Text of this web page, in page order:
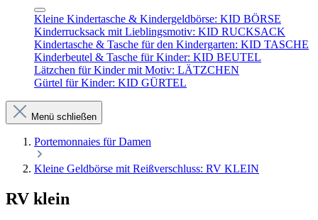
Kleine Kindertasche & Kindergeldbörse: KID BÖRSE
Kinderrucksack mit Lieblingsmotiv: KID RUCKSACK
Kindertasche & Tasche für den Kindergarten: KID TASCHE
Kinderbeutel & Tasche für Kinder: KID BEUTEL
Lätzchen für Kinder mit Motiv: LÄTZCHEN
Gürtel für Kinder: KID GÜRTEL
Menü schließen
Portemonnaies für Damen
Kleine Geldbörse mit Reißverschluss: RV KLEIN
RV klein